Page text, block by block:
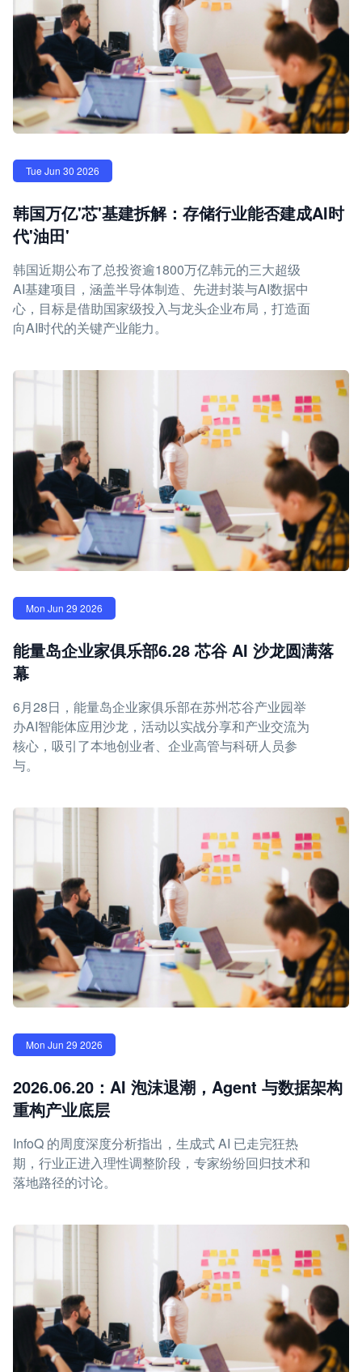
Tue Jun 30 2026
韩国万亿'芯'基建拆解：存储行业能否建成AI时
代'油田'
韩国近期公布了总投资逾1800万亿韩元的三大超级
AI基建项目，涵盖半导体制造、先进封装与AI数据中
心，目标是借助国家级投入与龙头企业布局，打造面
向AI时代的关键产业能力。
Mon Jun 29 2026
能量岛企业家俱乐部6.28 芯谷 AI 沙龙圆满落
幕
6月28日，能量岛企业家俱乐部在苏州芯谷产业园举
办AI智能体应用沙龙，活动以实战分享和产业交流为
核心，吸引了本地创业者、企业高管与科研人员参
与。
Mon Jun 29 2026
2026.06.20：AI 泡沫退潮，Agent 与数据架构
重构产业底层
InfoQ 的周度深度分析指出，生成式 AI 已走完狂热
期，行业正进入理性调整阶段，专家纷纷回归技术和
落地路径的讨论。